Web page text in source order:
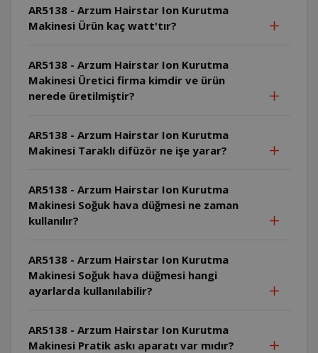
AR5138 - Arzum Hairstar Ion Kurutma
Makinesi Ürün kaç watt'tır?
AR5138 - Arzum Hairstar Ion Kurutma
Makinesi Üretici firma kimdir ve ürün
nerede üretilmiştir?
AR5138 - Arzum Hairstar Ion Kurutma
Makinesi Taraklı difüzör ne işe yarar?
AR5138 - Arzum Hairstar Ion Kurutma
Makinesi Soğuk hava düğmesi ne zaman
kullanılır?
AR5138 - Arzum Hairstar Ion Kurutma
Makinesi Soğuk hava düğmesi hangi
ayarlarda kullanılabilir?
AR5138 - Arzum Hairstar Ion Kurutma
Makinesi Pratik askı aparatı var mıdır?